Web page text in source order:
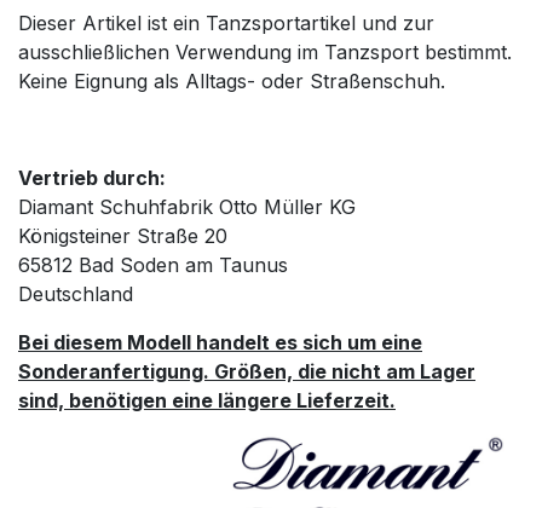
Dieser Artikel ist ein Tanzsportartikel und zur
ausschließlichen Verwendung im Tanzsport bestimmt.
Keine Eignung als Alltags- oder Straßenschuh.
Vertrieb durch:
Diamant Schuhfabrik Otto Müller KG
Königsteiner Straße 20
65812 Bad Soden am Taunus
Deutschland
Bei diesem Modell handelt es sich um eine
Sonderanfertigung. Größen, die nicht am Lager
sind, benötigen eine längere Lieferzeit.